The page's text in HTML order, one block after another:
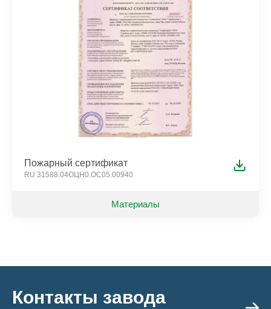
Пожарный сертификат
RU 31588.04ОЦН0.ОС05.00940
Материалы
Контакты завода